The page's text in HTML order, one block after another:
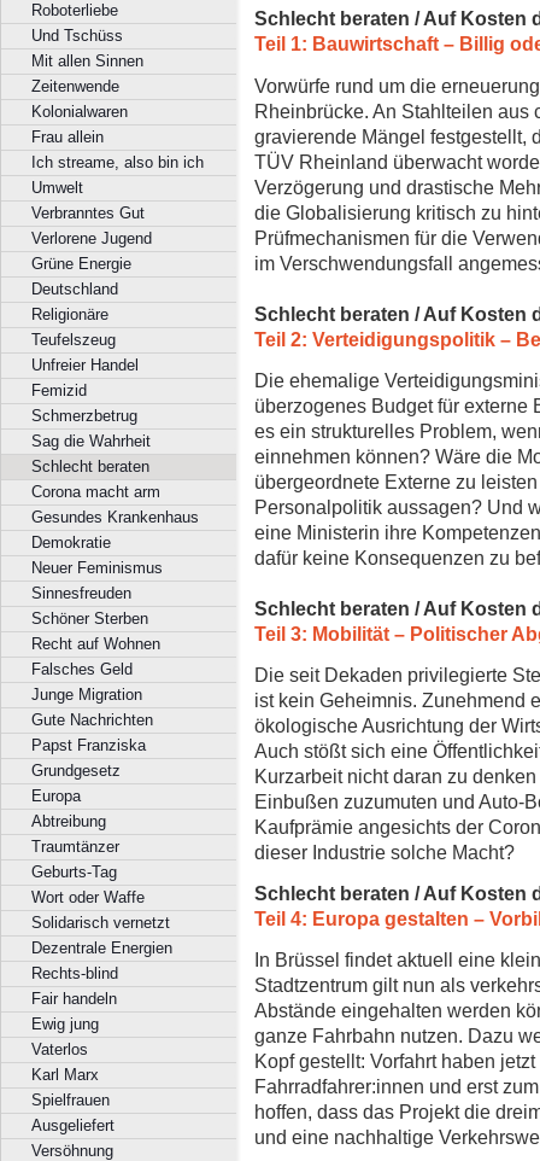
Roboterliebe
Und Tschüss
Mit allen Sinnen
Zeitenwende
Kolonialwaren
Frau allein
Ich streame, also bin ich
Umwelt
Verbranntes Gut
Verlorene Jugend
Grüne Energie
Deutschland
Religionäre
Teufelszeug
Unfreier Handel
Femizid
Schmerzbetrug
Sag die Wahrheit
Schlecht beraten
Corona macht arm
Gesundes Krankenhaus
Demokratie
Neuer Feminismus
Sinnesfreuden
Schöner Sterben
Recht auf Wohnen
Falsches Geld
Junge Migration
Gute Nachrichten
Papst Franziska
Grundgesetz
Europa
Abtreibung
Traumtänzer
Geburts-Tag
Wort oder Waffe
Solidarisch vernetzt
Dezentrale Energien
Rechts-blind
Fair handeln
Ewig jung
Vaterlos
Karl Marx
Spielfrauen
Ausgeliefert
Versöhnung
Schlecht beraten / Auf Kosten
Teil 1: Bauwirtschaft – Billig
Vorwürfe rund um die
Rheinbrücke. An Stahlteilen aus
gravierende Mängel festgestellt,
TÜV Rheinland überwacht
Verzögerung und drastische
die Globalisierung kritisch zu
Prüfmechanismen für die
im Verschwendungsfall
Schlecht beraten / Auf Kosten
Teil 2: Verteidigungspolitik –
Die ehemalige
überzogenes Budget für externe
es ein strukturelles Problem,
einnehmen können? Wäre die
übergeordnete Externe zu
Personalpolitik aussagen? Und
eine Ministerin ihre
dafür keine Konsequenzen zu
Schlecht beraten / Auf Kosten
Teil 3: Mobilität – Politischer
Die seit Dekaden privilegierte
ist kein Geheimnis. Zunehmend
ökologische Ausrichtung der
Auch stößt sich eine
Kurzarbeit nicht daran zu
Einbußen zuzumuten und Auto-
Kaufprämie angesichts der
dieser Industrie solche Macht?
Schlecht beraten / Auf Kosten
Teil 4: Europa gestalten –
In Brüssel findet aktuell eine
Stadtzentrum gilt nun als
Abstände eingehalten werden
ganze Fahrbahn nutzen. Dazu
Kopf gestellt: Vorfahrt haben
Fahrradfahrer:innen und erst
hoffen, dass das Projekt die
und eine nachhaltige